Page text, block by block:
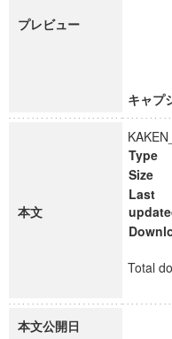
プレビュー
キャプ
本文
Type
Size
Last
Total
本文公開日